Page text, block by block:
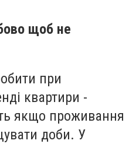
щоб не
при
квартири -
якщо проживання
доби. У